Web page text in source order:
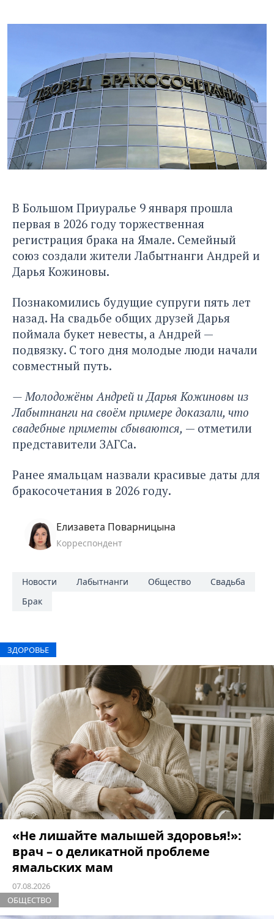
В Большом Приуралье 9 января прошла
первая в 2026 году торжественная
регистрация брака на Ямале. Семейный
союз создали жители Лабытнанги Андрей и
Дарья Кожиновы.
Познакомились будущие супруги пять лет
назад. На свадьбе общих друзей Дарья
поймала букет невесты, а Андрей —
подвязку. С того дня молодые люди начали
совместный путь.
— Молодожёны Андрей и Дарья Кожиновы из
Лабытнанги на своём примере доказали, что
свадебные приметы сбываются, — отметили
представители ЗАГСа.
Ранее ямальцам назвали красивые даты для
бракосочетания в 2026 году.
Елизавета Поварницына
Корреспондент
Новости Лабытнанги Общество
Свадьба
Брак
ЗДОРОВЬЕ
«Не лишайте малышей здоровья!»:
врач – о деликатной проблеме
ямальских мам
07.08.2026
ОБЩЕСТВО